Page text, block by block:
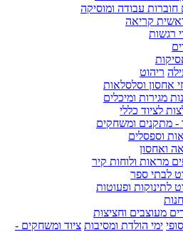
חוברות עבודה ומוסיקה
קריאה
רגשות
ריהוט
אחסון וסלסלאות
מגירות ומיכלים
לציוד כללי
- מתקנים ומשחקים
וספסלים
ואחסון
מראות ולוחות קיר
לבתי ספר
לתינוקות ופעוטות
מעוצבים וחציצות
ימי הולדת ומסיבות ציוד ומשחקים -